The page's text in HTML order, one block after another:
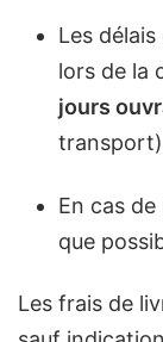
Les
lors de la
jours
En cas
que
Les frais de